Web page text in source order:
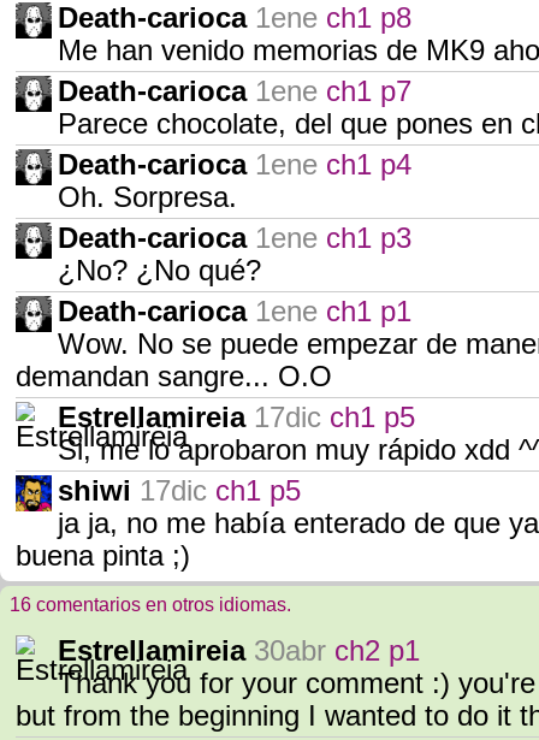
Death-carioca 1ene ch1 p8
Me han venido memorias de MK9
Death-carioca 1ene ch1 p7
Parece chocolate, del que pones en
Death-carioca 1ene ch1 p4
Oh. Sorpresa.
Death-carioca 1ene ch1 p3
¿No? ¿No qué?
Death-carioca 1ene ch1 p1
Wow. No se puede empezar de
demandan sangre... O.O
Estrellamireia 17dic ch1 p5
Si, me lo aprobaron muy rápido xdd
shiwi 17dic ch1 p5
ja ja, no me había enterado de que
buena pinta ;)
16 comentarios en otros idiomas.
Estrellamireia 30abr ch2 p1
Thank you for your comment :)
but from the beginning I wanted to do it